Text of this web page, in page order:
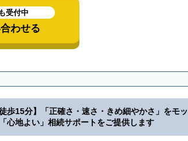
受付中
わせる
徒歩15分】「正確さ・速さ・きめ細やかさ」をモッ
心地よい」相続サポートをご提供します